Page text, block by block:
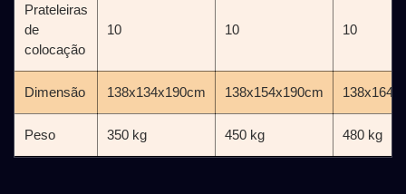
Prateleiras
de
colocação
10 10 10
Dimensão 138x134x190cm 138x154x190cm
Peso 350 kg 450 kg 480 kg